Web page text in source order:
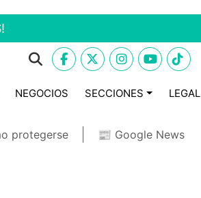
NEGOCIOS SECCIONES LEGAL
protegerse 📰 Google News